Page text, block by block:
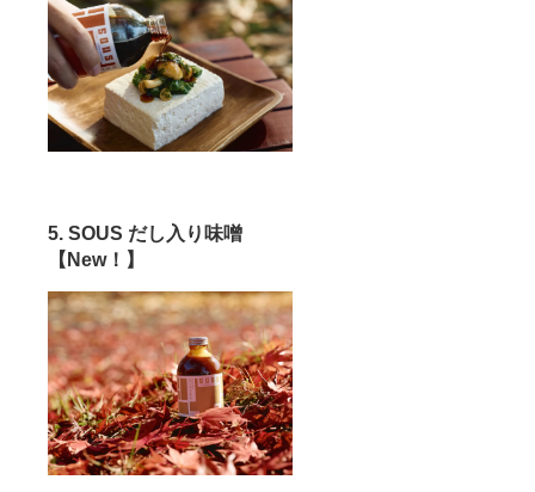
5. SOUS だし入り味噌
【New！】